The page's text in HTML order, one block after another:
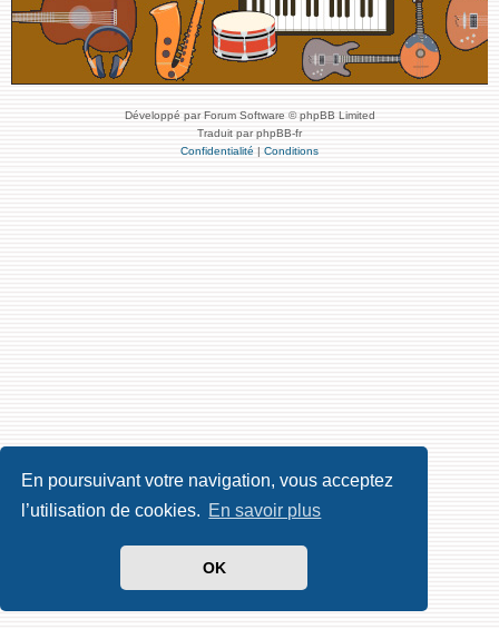
En poursuivant votre navigation, vous acceptez
l’utilisation de cookies. En savoir plus
OK
Développé par Forum Software © phpBB Limited
Traduit par phpBB-fr
Confidentialité | Conditions